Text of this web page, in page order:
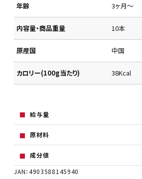
年齢 3ヶ月～
内容量・商品重量 10本
原産国 中国
カロリー(100g当たり) 38Kcal
給与量
原材料
成分値
JAN：4903588145940